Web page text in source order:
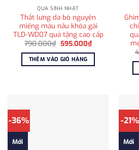
QUÀ SINH NHẬT
Thắt lưng da bò nguyên
miếng màu nâu khóa gài
TLD-WD07 quà tặng cao cấp
790.000₫ Giá
là:
790.000₫.
595.000₫Giá
hiện
tại
595.000₫.
THÊM VÀO GIỎ HÀNG
-36%
Mới
-21%
Mới